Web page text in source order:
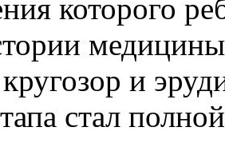
которого
и
стал